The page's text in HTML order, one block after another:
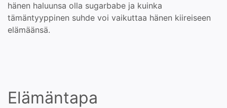
hänen haluunsa olla sugarbabe ja kuinka
tämäntyyppinen suhde voi vaikuttaa hänen kiireiseen
elämäänsä.
Elämäntapa